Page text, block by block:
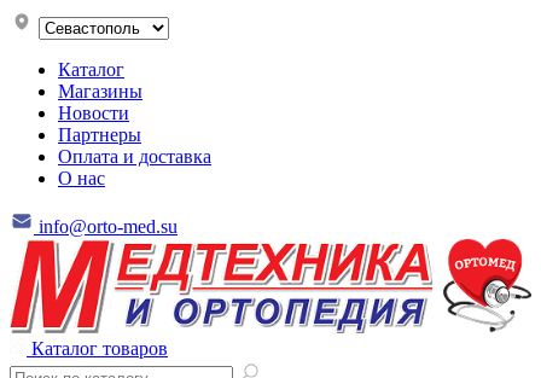
Каталог
Магазины
Новости
Партнеры
Оплата и доставка
О нас
info@orto-med.su
Каталог товаров